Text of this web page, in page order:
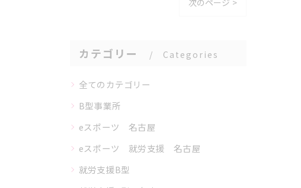
次のページ >
カテゴリー Categories
全てのカテゴリー
B型事業所
eスポーツ 名古屋
eスポーツ 就労支援 名古屋
就労支援B型